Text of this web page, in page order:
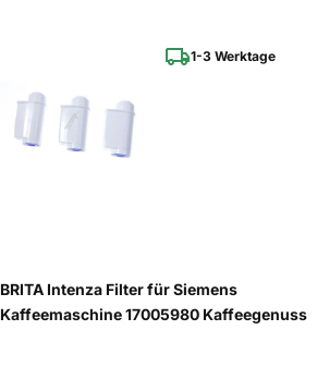
1-3 Werktage
BRITA Intenza Filter für Siemens
Kaffeemaschine 17005980 Kaffeegenuss